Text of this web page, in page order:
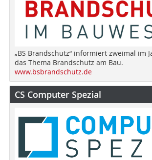
„BS Brandschutz“ informiert zweimal im
das Thema Brandschutz am Bau.
www.bsbrandschutz.de
CS Computer Spezial